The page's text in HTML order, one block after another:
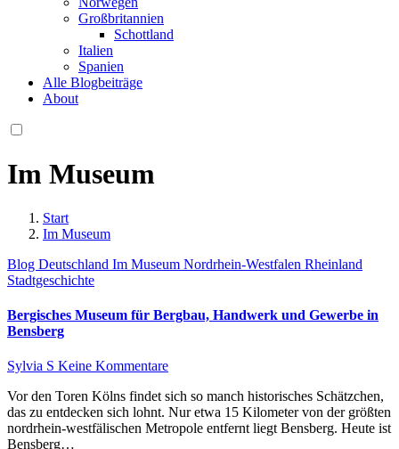
Großbritannien
Schottland
Italien
Spanien
Alle Blogbeiträge
About
Im Museum
Start
Im Museum
Blog Deutschland Im Museum Nordrhein-Westfalen Rheinland
Stadtgeschichte
Bergisches Museum für Bergbau, Handwerk und Gewerbe in
Bensberg
Sylvia S Keine Kommentare
Vor den Toren Kölns findet sich so manch historisches Schätzchen,
das zu entdecken sich lohnt. Nur etwa 15 Kilometer von der größten
nordrhein-westfälischen Metropole entfernt liegt Bensberg. Heute ist
Bensberg…